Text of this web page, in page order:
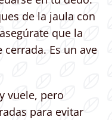
de la jaula con
que la
Es un ave
vuele, pero
para evitar